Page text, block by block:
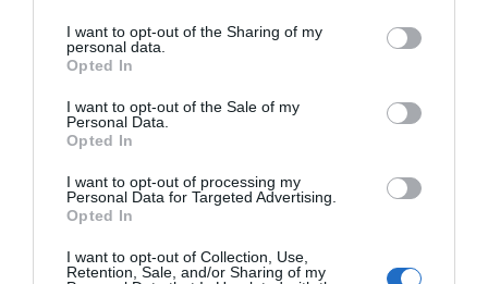
not limited to your visit or usage behaviour. You may click to
grant or deny consent to Google and its third-party tags to
use your data for below specified purposes in below Google
consent section.
I want to opt-out of the Sharing of my
personal data.
Opted In
I want to opt-out of the Sale of my
Personal Data.
Opted In
I want to opt-out of processing my
Personal Data for Targeted Advertising.
Opted In
I want to opt-out of Collection, Use,
Retention, Sale, and/or Sharing of my
Επίτροπος ΕΕ: Η Ευρώπη μπορεί να πετύχει
συλλογική ανοσία μέχρι τις 14 Ιουλίου